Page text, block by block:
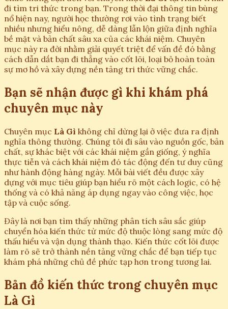
đi tìm tri thức trong bạn. Trong thời đại thông tin bùng
nổ hiện nay, người học thường rơi vào tình trạng biết
nhiều nhưng hiểu nông, dễ dàng lẫn lộn giữa định nghĩa
bề mặt và bản chất sâu xa của các khái niệm. Chuyên
mục này ra đời nhằm giải quyết triệt để vấn đề đó bằng
cách dẫn dắt bạn đi thẳng vào cốt lõi, loại bỏ hoàn toàn
sự mơ hồ và xây dựng nền tảng tri thức vững chắc.
Bạn sẽ nhận được gì khi khám phá
chuyên mục này
Chuyên mục Là Gì không chỉ dừng lại ở việc đưa ra định
nghĩa thông thường. Chúng tôi đi sâu vào nguồn gốc, bản
chất, sự khác biệt với các khái niệm gần giống, ý nghĩa
thực tiễn và cách khái niệm đó tác động đến tư duy cũng
như hành động hàng ngày. Mỗi bài viết đều được xây
dựng với mục tiêu giúp bạn hiểu rõ một cách logic, có hệ
thống và có khả năng áp dụng ngay vào công việc, học
tập và cuộc sống.
Đây là nơi bạn tìm thấy những phân tích sâu sắc giúp
chuyển hóa kiến thức từ mức độ thuộc lòng sang mức độ
thấu hiểu và vận dụng thành thạo. Kiến thức cốt lõi được
làm rõ sẽ trở thành nền tảng vững chắc để bạn tiếp tục
khám phá những chủ đề phức tạp hơn trong tương lai.
Bản đồ kiến thức trong chuyên mục
Là Gì